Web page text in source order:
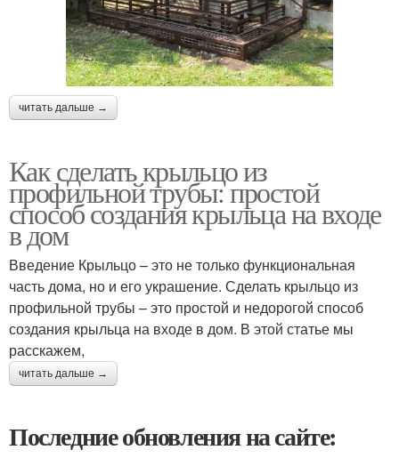
читать дальше →
Как сделать крыльцо из
профильной трубы: простой
способ создания крыльца на входе
в дом
Введение Крыльцо – это не только функциональная
часть дома, но и его украшение. Сделать крыльцо из
профильной трубы – это простой и недорогой способ
создания крыльца на входе в дом. В этой статье мы
расскажем,
читать дальше →
Последние обновления на сайте: